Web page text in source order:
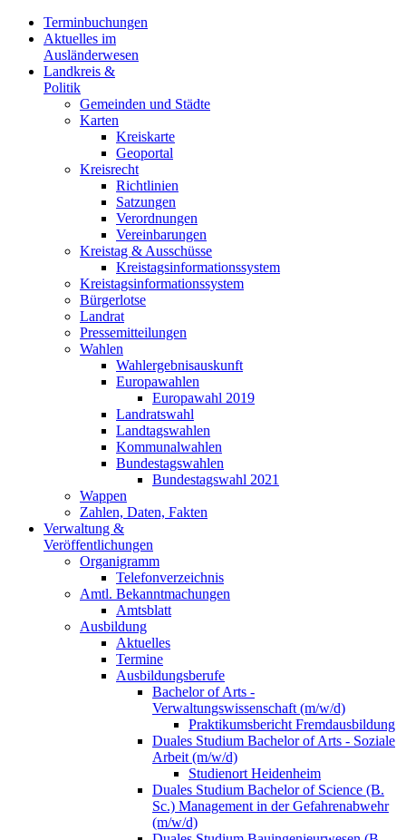
Terminbuchungen
Aktuelles im
Ausländerwesen
Landkreis &
Politik
Gemeinden und Städte
Karten
Kreiskarte
Geoportal
Kreisrecht
Richtlinien
Satzungen
Verordnungen
Vereinbarungen
Kreistag & Ausschüsse
Kreistagsinformationssystem
Kreistagsinformationssystem
Bürgerlotse
Landrat
Pressemitteilungen
Wahlen
Wahlergebnisauskunft
Europawahlen
Europawahl 2019
Landratswahl
Landtagswahlen
Kommunalwahlen
Bundestagswahlen
Bundestagswahl 2021
Wappen
Zahlen, Daten, Fakten
Verwaltung &
Veröffentlichungen
Organigramm
Telefonverzeichnis
Amtl. Bekanntmachungen
Amtsblatt
Ausbildung
Aktuelles
Termine
Ausbildungsberufe
Bachelor of Arts -
Verwaltungswissenschaft (m/w/d)
Praktikumsbericht Fremdausbildung
Duales Studium Bachelor of Arts - Soziale
Arbeit (m/w/d)
Studienort Heidenheim
Duales Studium Bachelor of Science (B.
Sc.) Management in der Gefahrenabwehr
(m/w/d)